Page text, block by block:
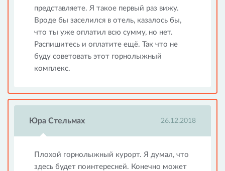
представляете. Я такое первый раз вижу.
Вроде бы заселился в отель, казалось бы,
что ты уже оплатил всю сумму, но нет.
Распишитесь и оплатите ещё. Так что не
буду советовать этот горнолыжный
комплекс.
Юра Стельмах 26.12.2018
Плохой горнолыжный курорт. Я думал, что
здесь будет поинтересней. Конечно может